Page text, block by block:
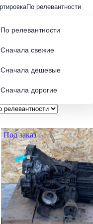
По релевантности
По релевантности
Сначала свежие
Сначала дешевые
Сначала дорогие
Под заказ